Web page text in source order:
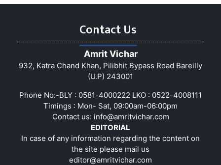
Contact Us
Amrit Vichar
932, Katra Chand Khan, Pilibhit Bypass Road Bareilly
(U.P) 243001
Phone No:-BLY : 0581-4000222 LKO : 0522-4008111
Timings : Mon- Sat, 09:00am-06:00pm
Contact us: info@amritvichar.com
EDITORIAL
In case of any information regarding the content on
the site please mail us
editor@amritvichar.com